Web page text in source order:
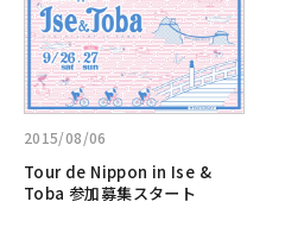
2015/08/06
Tour de Nippon in Ise &
Toba 参加募集スタート
く
見
る:Tour
de
Nippon
in
Ise